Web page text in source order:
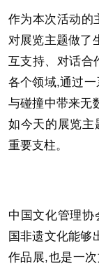
作为本次活动的
对展览主题做了
互支持、对话合
各个领域,通过
与碰撞中带来无
如今天的展览主
重要支柱。
中国文化管理协
国非遗文化能够
作品展,也是一